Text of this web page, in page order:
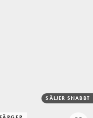
SÄLJER SNABBT